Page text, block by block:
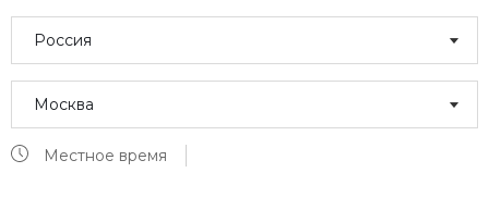
Россия
Москва
Местное время